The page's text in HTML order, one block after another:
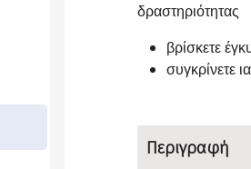
δραστηριότητας
βρίσκετε
συγκρίνετε
Περιγραφή